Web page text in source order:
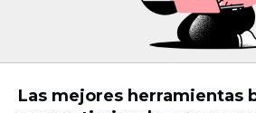
Las mejores herramientas